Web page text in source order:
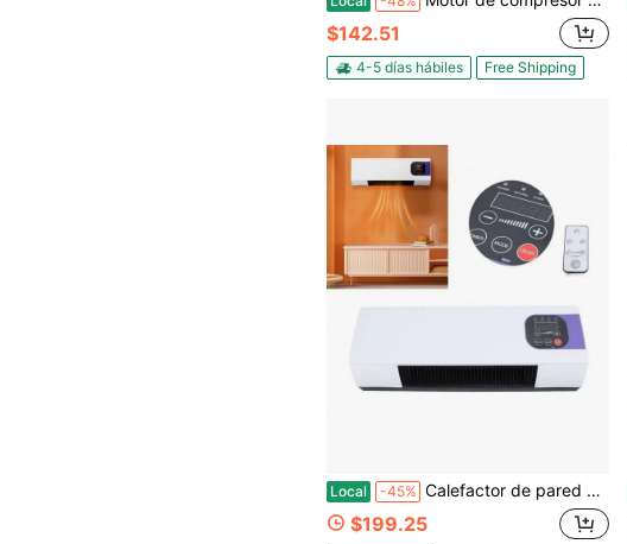
$142.51
4-5 días hábiles Free Shipping
Local -45% Calefactor de pared de doble uso altamente eficiente con viento natural y viento cálido para baño y dormitorio
$199.25